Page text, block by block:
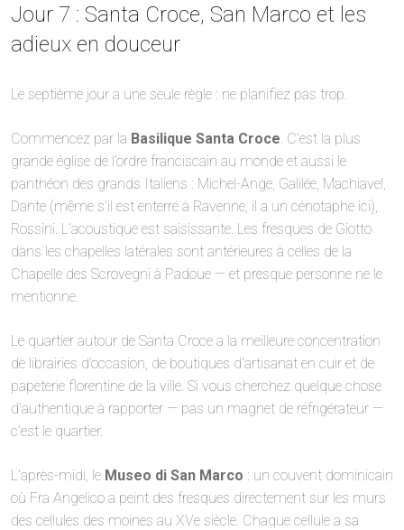
Jour 7 : Santa Croce, San Marco et les
adieux en douceur
Le septième jour a une seule règle : ne planifiez pas trop.
Commencez par la Basilique Santa Croce. C’est la plus
grande église de l’ordre franciscain au monde et aussi le
panthéon des grands Italiens : Michel-Ange, Galilée, Machiavel,
Dante (même s’il est enterré à Ravenne, il a un cénotaphe ici),
Rossini. L’acoustique est saisissante. Les fresques de Giotto
dans les chapelles latérales sont antérieures à celles de la
Chapelle des Scrovegni à Padoue — et presque personne ne le
mentionne.
Le quartier autour de Santa Croce a la meilleure concentration
de librairies d’occasion, de boutiques d’artisanat en cuir et de
papeterie florentine de la ville. Si vous cherchez quelque chose
d’authentique à rapporter — pas un magnet de réfrigérateur —
c’est le quartier.
L’après-midi, le Museo di San Marco : un couvent dominicain
où Fra Angelico a peint des fresques directement sur les murs
des cellules des moines au XVe siècle. Chaque cellule a sa